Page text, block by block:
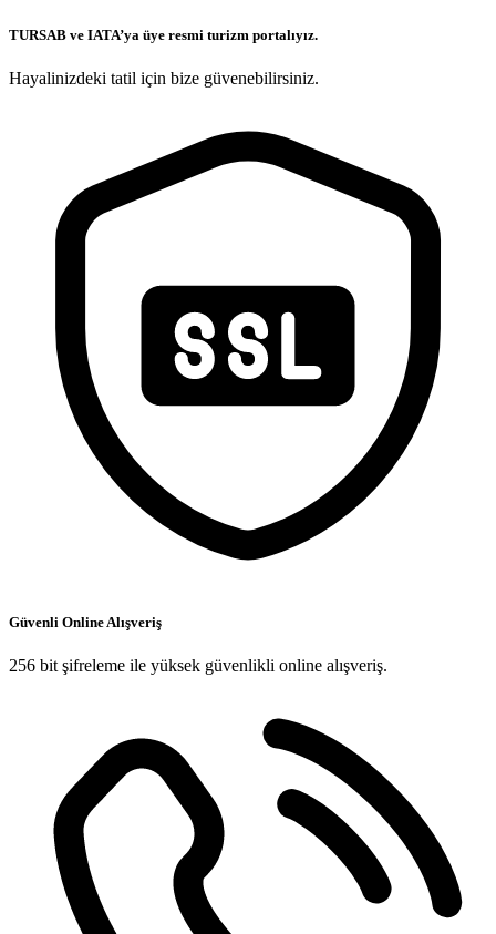
TURSAB ve IATA’ya üye resmi turizm portalıyız.
Hayalinizdeki tatil için bize güvenebilirsiniz.
Güvenli Online Alışveriş
256 bit şifreleme ile yüksek güvenlikli online alışveriş.